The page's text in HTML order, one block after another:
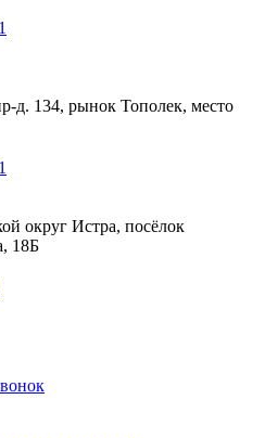
д. 134, рынок Тополек, место
округ Истра, посёлок
18Б